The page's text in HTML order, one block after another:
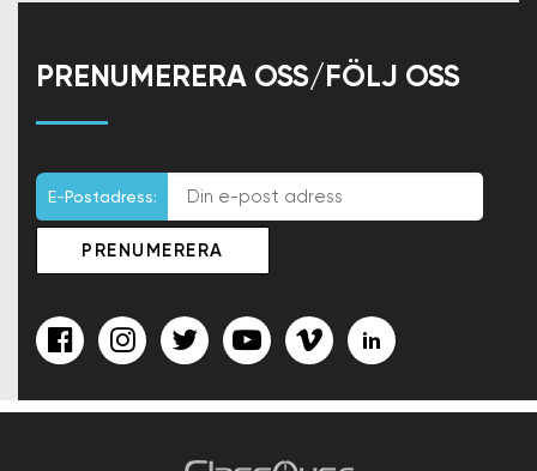
PRENUMERERA OSS/FÖLJ OSS
E-Postadress: